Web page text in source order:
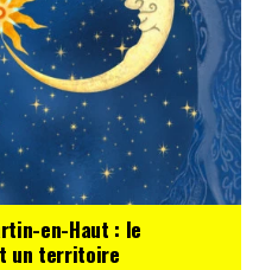
en-Haut : le
un territoire